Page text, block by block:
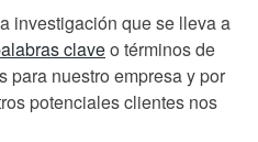
investigación que se lleva a
claveo términos de
para nuestro empresa y por
potenciales clientes nos